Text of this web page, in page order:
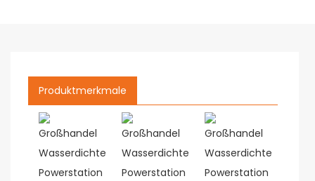
Produktmerkmale